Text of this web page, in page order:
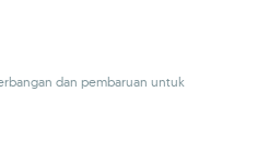
dan pembaruan untuk